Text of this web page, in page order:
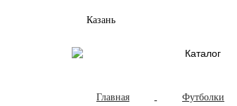
Казань
Каталог
Главная - Футболки